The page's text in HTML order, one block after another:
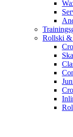
Rollski &